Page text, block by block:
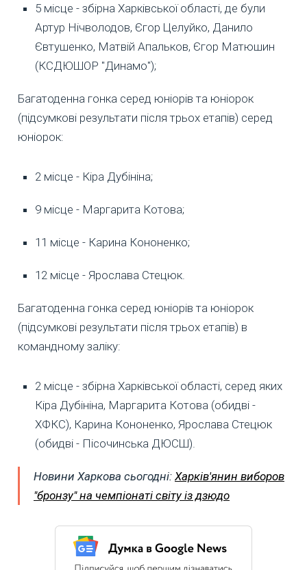
5 місце - збірна Харківської області, де були
Артур Нічволодов, Єгор Целуйко, Данило
Євтушенко, Матвій Апальков, Єгор Матюшин
(КСДЮШОР "Динамо");
Багатоденна гонка серед юніорів та юніорок
(підсумкові результати після трьох етапів) серед
юніорок:
2 місце - Кіра Дубініна;
9 місце - Маргарита Котова;
11 місце - Карина Кононенко;
12 місце - Ярослава Стецюк.
Багатоденна гонка серед юніорів та юніорок
(підсумкові результати після трьох етапів) в
командному заліку:
2 місце - збірна Харківської області, серед яких
Кіра Дубініна, Маргарита Котова (обидві -
ХФКС), Карина Кононенко, Ярослава Стецюк
(обидві - Пісочинська ДЮСШ).
Новини Харкова сьогодні: Харків'янин виборов
"бронзу" на чемпіонаті світу із дзюдо